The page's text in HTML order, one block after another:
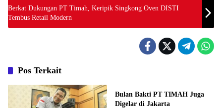
Berkat Dukungan PT Timah, Keripik Singkong Oven DISTI
Tembus Retail Modern
Pos Terkait
Bulan Bakti PT TIMAH Juga
Digelar di Jakarta